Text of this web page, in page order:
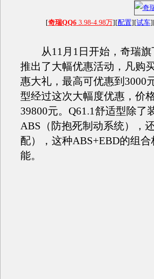
[奇瑞QQ63.98-4.98万][配置][试车
从11月1日开始，奇瑞旗
推出了大幅优惠活动，凡购
惠大礼，最高可优惠到3000
型经过这次大幅度优惠，价
39800元。Q61.1舒适型除了
ABS（防抱死制动系统），
配），这种ABS+EBD的组
能。